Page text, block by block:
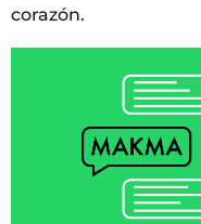
corazón.